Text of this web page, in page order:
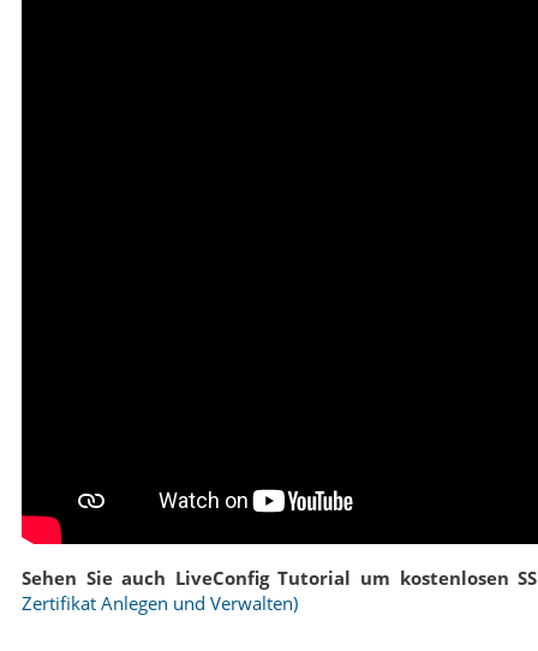
Sehen Sie auch LiveConfig Tutorial um kostenlosen
Zertifikat Anlegen und Verwalten)